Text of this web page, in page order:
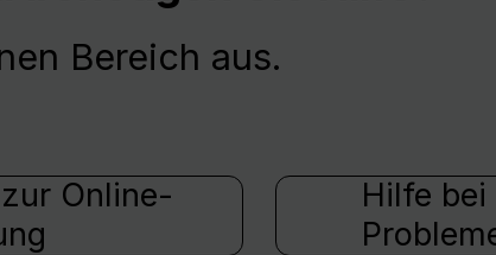
Bereich aus.
Online-
Hilfe